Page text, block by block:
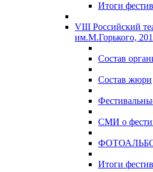
Итоги
VIII Российский
им.М.Горького,
Состав
Состав жюри
СМИ о
Итоги